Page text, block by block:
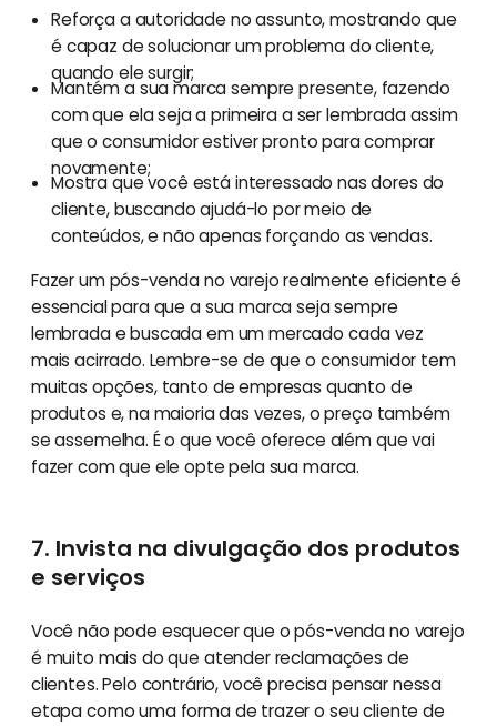
Reforça a autoridade no assunto, mostrando que
é capaz de solucionar um problema do cliente,
quando ele surgir;
Mantém a sua marca sempre presente, fazendo
com que ela seja a primeira a ser lembrada assim
que o consumidor estiver pronto para comprar
novamente;
Mostra que você está interessado nas dores do
cliente, buscando ajudá-lo por meio de
conteúdos, e não apenas forçando as vendas.
Fazer um pós-venda no varejo realmente eficiente é
essencial para que a sua marca seja sempre
lembrada e buscada em um mercado cada vez
mais acirrado. Lembre-se de que o consumidor tem
muitas opções, tanto de empresas quanto de
produtos e, na maioria das vezes, o preço também
se assemelha. É o que você oferece além que vai
fazer com que ele opte pela sua marca.
7. Invista na divulgação dos produtos
e serviços
Você não pode esquecer que o pós-venda no varejo
é muito mais do que atender reclamações de
clientes. Pelo contrário, você precisa pensar nessa
etapa como uma forma de trazer o seu cliente de